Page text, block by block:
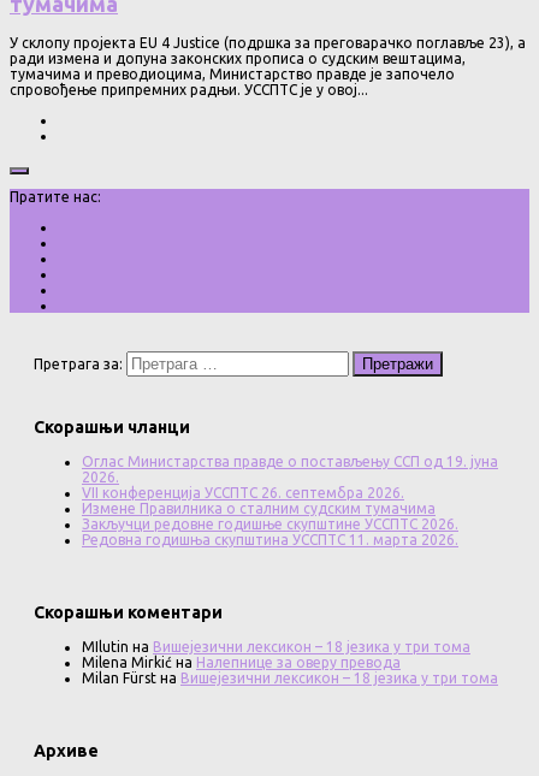
У склопу пројекта EU 4 Justice (подршка за преговарачко поглавље 23), а
ради измена и допуна законских прописа о судским вештацима,
тумачима и преводиоцима, Министарство правде је започело
спровођење припремних радњи. УССПТС је у овој...
Пратите нас:
Претрага за:
Скорашњи чланци
Оглас Министарства правде о постављењу ССП од 19. јуна
2026.
VII конференција УССПТС 26. септембра 2026.
Измене Правилника о сталним судским тумачима
Закључци редовне годишње скупштине УССПТС 2026.
Редовна годишња скупштина УССПТС 11. марта 2026.
Скорашњи коментари
MIlutin на Вишејезични лексикон – 18 језика у три тома
Milena Mirkić на Налепнице за оверу превода
Milan Fürst на Вишејезични лексикон – 18 језика у три тома
Архиве